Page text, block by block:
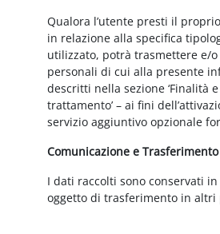
Qualora l’utente presti il
in relazione alla specifica
utilizzato, potrà trasmettere e/
personali di cui alla presente
descritti nella sezione ‘Finalità
trattamento’ – ai fini
servizio aggiuntivo opzionale
Comunicazione e Trasferimento
I dati raccolti sono conservati
oggetto di trasferimento in altri